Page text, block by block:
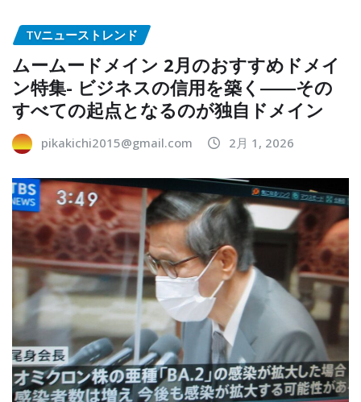
TVニューストレンド
ムームードメイン 2月のおすすめドメイ
ン特集- ビジネスの信用を築く――その
すべての起点となるのが独自ドメイン
pikakichi2015@gmail.com 2月 1, 2026